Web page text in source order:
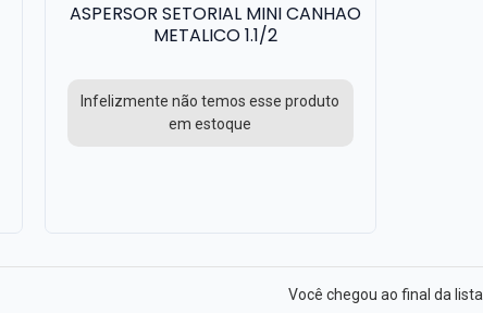
ASPERSOR SETORIAL MINI CANHAO
METALICO 1.1/2
Infelizmente não temos esse produto
em estoque
Você chegou ao final da lista.